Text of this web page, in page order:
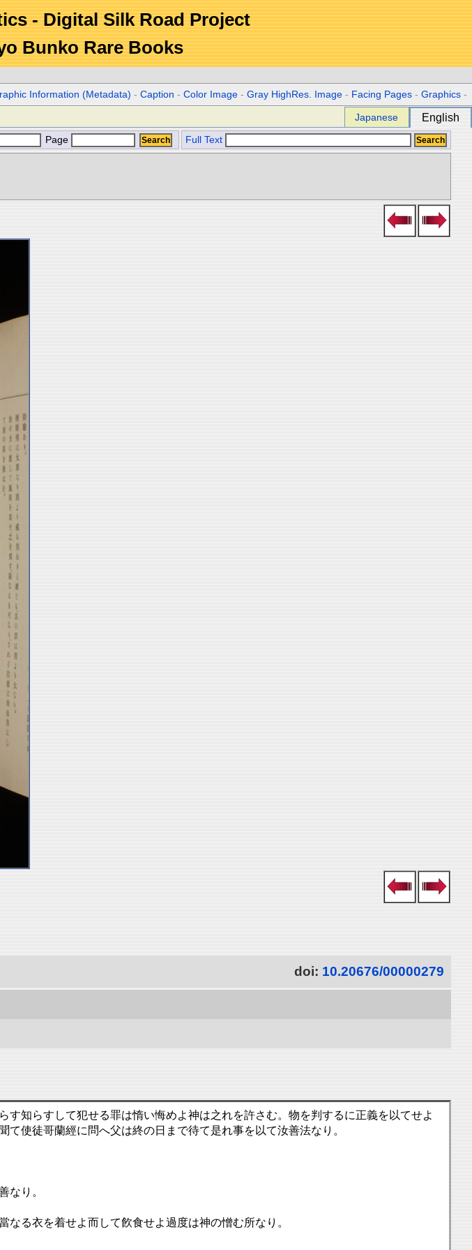
- Digital Silk Road Project
Bunko Rare Books
Information (Metadata) -Caption -Color Image -Gray HighRes. Image - Facing Pages -Graphics -
Japanese English
Page Full Text
doi: 10.20676/00000279
知らすして犯せる罪は惰い悔めよ神は之れを許さむ。物を判するに正義を以てせよ
使徒哥蘭經に問へ父は終の日まで待て是れ事を以て汝善法なり。
なり。
る衣を着せよ而して飮食せよ過度は神の憎む所なり。